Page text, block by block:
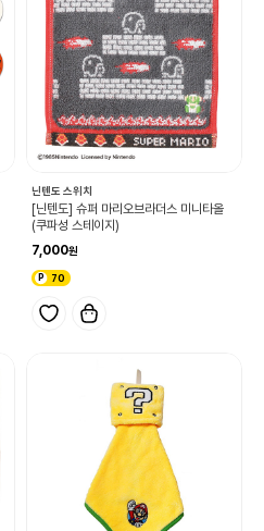
닌텐도 스위치
[닌텐도] 슈퍼 마리오브라더스 미니타올
(쿠파성 스테이지)
7,000
70